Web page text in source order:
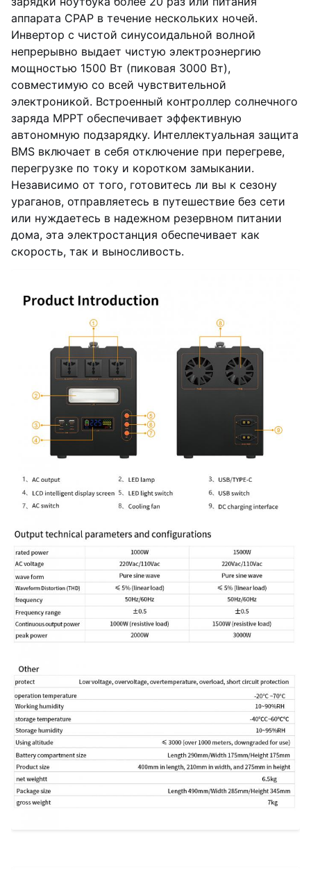
аппарата CPAP в течение нескольких ночей.
Инвертор с чистой синусоидальной волной
непрерывно выдает чистую электроэнергию
мощностью 1500 Вт (пиковая 3000 Вт),
совместимую со всей чувствительной
электроникой. Встроенный контроллер солнечного
заряда MPPT обеспечивает эффективную
автономную подзарядку. Интеллектуальная защита
BMS включает в себя отключение при перегреве,
перегрузке по току и коротком замыкании.
Независимо от того, готовитесь ли вы к сезону
ураганов, отправляетесь в путешествие без сети
или нуждаетесь в надежном резервном питании
дома, эта электростанция обеспечивает как
скорость, так и выносливость.